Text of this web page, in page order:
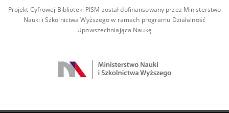
Projekt Cyfrowej Biblioteki PISM został dofinansowany przez Ministerstwo
Nauki i Szkolnictwa Wyższego w ramach programu Działalność
Upowszechniająca Naukę